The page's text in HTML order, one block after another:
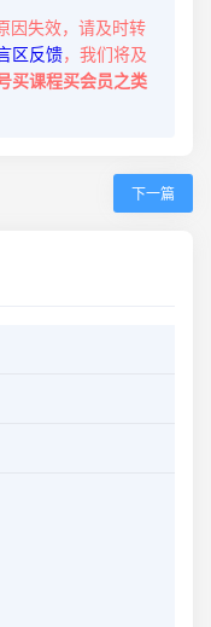
因失效，请及时转
区反馈，我们将及
买课程买会员之类
下一篇